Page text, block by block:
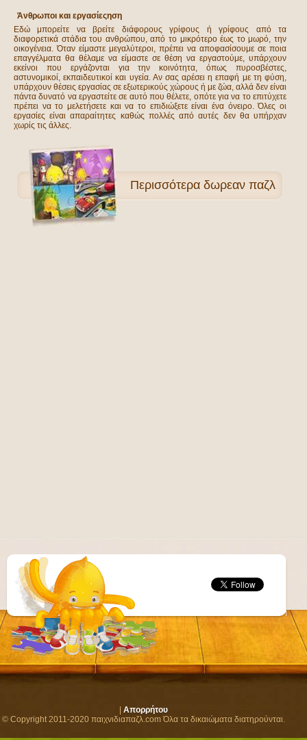
Άνθρωποι και εργασίεςηση
Εδώ μπορείτε να βρείτε διάφορους γρίφους ή γρίφους από τα
διαφορετικά στάδια του ανθρώπου, από το μικρότερο έως το μωρό, την
οικογένεια. Όταν είμαστε μεγαλύτεροι, πρέπει να αποφασίσουμε σε ποια
επαγγέλματα θα θέλαμε να είμαστε σε θέση να εργαστούμε, υπάρχουν
εκείνοι που εργάζονται για την κοινότητα, όπως πυροσβέστες,
αστυνομικοί, εκπαιδευτικοί και υγεία. Αν σας αρέσει η επαφή με τη φύση,
υπάρχουν θέσεις εργασίας σε εξωτερικούς χώρους ή με ζώα, αλλά δεν είναι
πάντα δυνατό να εργαστείτε σε αυτό που θέλετε, οπότε για να το επιτύχετε
πρέπει να το μελετήσετε και να το επιδιώξετε είναι ένα όνειρο. Όλες οι
εργασίες είναι απαραίτητες καθώς πολλές από αυτές δεν θα υπήρχαν
χωρίς τις άλλες.
Περισσότερα δωρεαν παζλ
Απορρήτου
© Copyright 2011-2020 παιχνιδιαπαζλ.com Όλα τα δικαιώματα διατηρούνται.